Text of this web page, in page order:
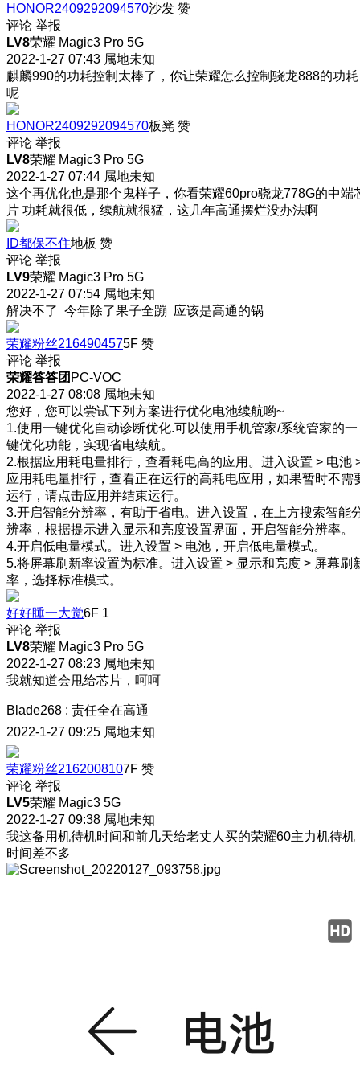
HONOR2409292094570沙发 赞
评论 举报
LV8荣耀 Magic3 Pro 5G
2022-1-27 07:43 属地未知
麒麟990的功耗控制太棒了，你让荣耀怎么控制骁龙888的功耗
呢
HONOR2409292094570板凳 赞
评论 举报
LV8荣耀 Magic3 Pro 5G
2022-1-27 07:44 属地未知
这个再优化也是那个鬼样子，你看荣耀60pro骁龙778G的中端
片 功耗就很低，续航就很猛，这几年高通摆烂没办法啊
ID都保不住地板 赞
评论 举报
LV9荣耀 Magic3 Pro 5G
2022-1-27 07:54 属地未知
解决不了 今年除了果子全蹦 应该是高通的锅
荣耀粉丝2164904575F 赞
评论 举报
荣耀答答团 PC-VOC
2022-1-27 08:08 属地未知
您好，您可以尝试下列方案进行优化电池续航哟~
1.使用一键优化自动诊断优化.可以使用手机管家/系统管家的一
键优化功能，实现省电续航。
2.根据应用耗电量排行，查看耗电高的应用。进入设置 > 电池
应用耗电量排行，查看正在运行的高耗电应用，如果暂时不需
运行，请点击应用并结束运行。
3.开启智能分辨率，有助于省电。进入设置，在上方搜索智能
辨率，根据提示进入显示和亮度设置界面，开启智能分辨率。
4.开启低电量模式。进入设置 > 电池，开启低电量模式。
5.将屏幕刷新率设置为标准。进入设置 > 显示和亮度 > 屏幕刷
率，选择标准模式。
好好睡一大觉6F 1
评论 举报
LV8荣耀 Magic3 Pro 5G
2022-1-27 08:23 属地未知
我就知道会甩给芯片，呵呵
Blade268 : 责任全在高通
2022-1-27 09:25 属地未知
荣耀粉丝2162008107F 赞
评论 举报
LV5荣耀 Magic3 5G
2022-1-27 09:38 属地未知
我这备用机待机时间和前几天给老丈人买的荣耀60主力机待机
时间差不多